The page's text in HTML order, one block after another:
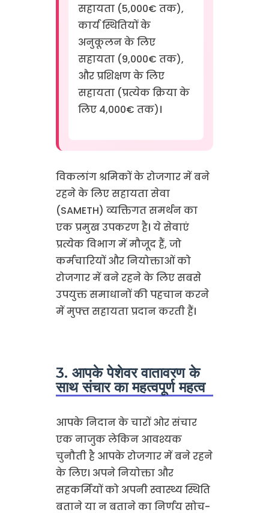
सहायता (5,000€ तक),
कार्य स्थितियों के
अनुकूलन के लिए
सहायता (9,000€ तक),
और प्रशिक्षण के लिए
सहायता (प्रत्येक क्रिया के
लिए 4,000€ तक)।
विकलांग श्रमिकों के रोजगार में बने
रहने के लिए सहायता सेवा
(SAMETH) व्यक्तिगत समर्थन का
एक प्रमुख उपकरण है। ये सेवाएं
प्रत्येक विभाग में मौजूद हैं, जो
कर्मचारियों और नियोक्ताओं को
रोजगार में बने रहने के लिए सबसे
उपयुक्त समाधानों की पहचान करने
में मुफ्त सहायता प्रदान करती हैं।
3. आपके पेशेवर वातावरण के
साथ संचार का महत्वपूर्ण महत्व
आपके निदान के चारों ओर संचार
एक नाजुक लेकिन आवश्यक
चुनौती है आपके रोजगार में बने रहने
के लिए। अपने नियोक्ता और
सहकर्मियों को अपनी स्वास्थ्य स्थिति
बताने या न बताने का निर्णय सोच-